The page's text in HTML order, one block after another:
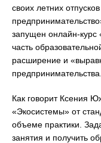
своих летних
запущен онлайн-курс
часть
расширение и
предпринимательства.
Как говорит Ксения
«Экосистемы» от
объеме практики.
занятия и получить